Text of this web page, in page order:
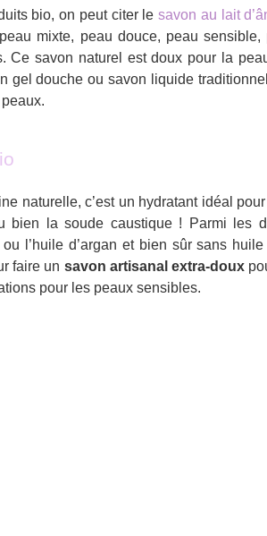
bio, on peut citer lesavon au lait
mixte, peau douce, peau
savon naturel est doux pour la
gel douche ou savon liquide
naturelle, c’est un hydratant idéal
la soude caustique ! Parmi les
l’huile d’argan et bien sûr sans
faire un savon artisanal extra-doux
pour les peaux sensibles.